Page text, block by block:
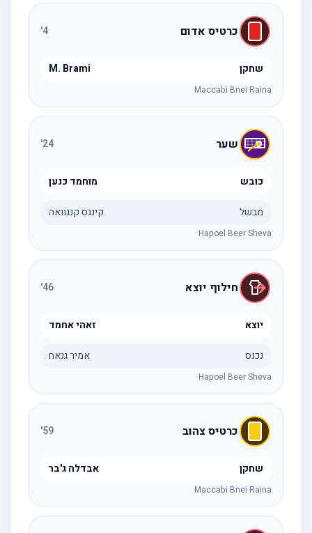
כרטיס אדום
שחקן M. Brami
Maccabi Bnei Raina
שער 24
'
כובש מוחמד כנען
מבשל קינגס קנגוואה
Hapoel Beer Sheva
חילוף יוצא 46
'
יוצא זאהי אחמד
נכנס אמיר גנאח
Hapoel Beer Sheva
כרטיס צהוב 59
'
שחקן אבדלה ג'בר
Maccabi Bnei Raina